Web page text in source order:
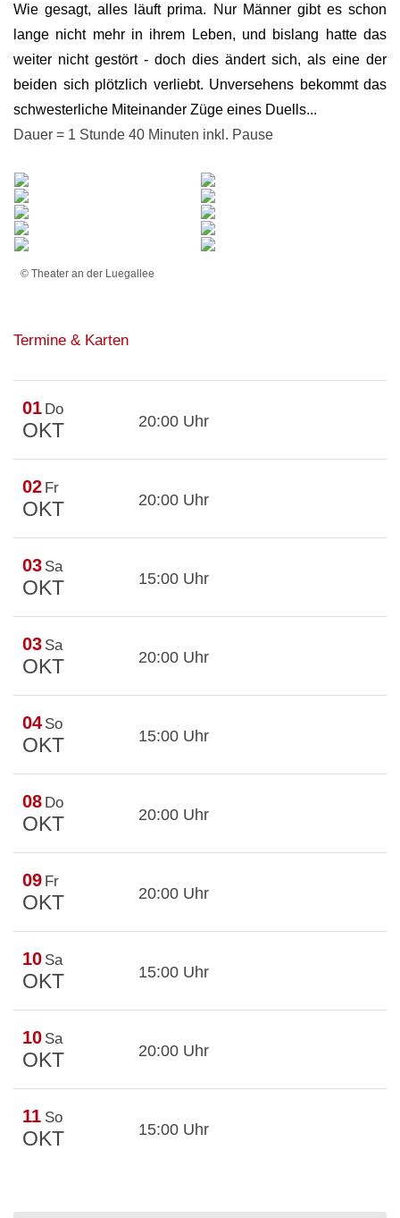
Wie gesagt, alles läuft prima. Nur Männer gibt es schon
lange nicht mehr in ihrem Leben, und bislang hatte das
weiter nicht gestört - doch dies ändert sich, als eine der
beiden sich plötzlich verliebt. Unversehens bekommt das
schwesterliche Miteinander Züge eines Duells...
Dauer = 1 Stunde 40 Minuten inkl. Pause
© Theater an der Luegallee
Termine & Karten
01 Do
OKT 20:00 Uhr
02 Fr
OKT 20:00 Uhr
03 Sa
OKT 15:00 Uhr
03 Sa
OKT 20:00 Uhr
04 So
OKT 15:00 Uhr
08 Do
OKT 20:00 Uhr
09 Fr
OKT 20:00 Uhr
10 Sa
OKT 15:00 Uhr
10 Sa
OKT 20:00 Uhr
11 So
OKT 15:00 Uhr